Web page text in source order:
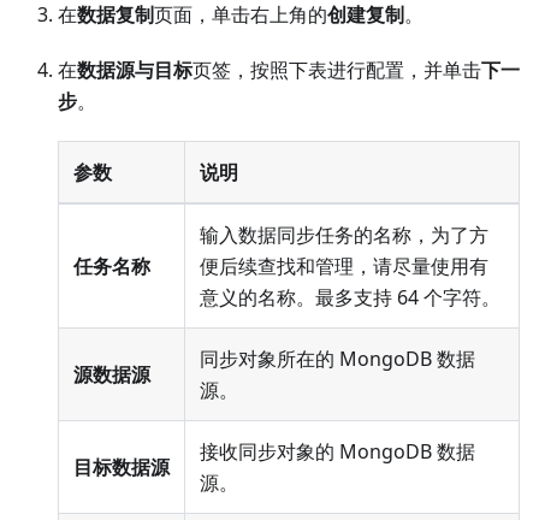
在数据复制页面，单击右上角的创建复制。
在数据源与目标页签，按照下表进行配置，并单击下一
步。
参数 说明
任务名称
输入数据同步任务的名称，为了方
便后续查找和管理，请尽量使用有
意义的名称。最多支持 64 个字符。
源数据源
同步对象所在的 MongoDB 数据
源。
目标数据源
接收同步对象的 MongoDB 数据
源。